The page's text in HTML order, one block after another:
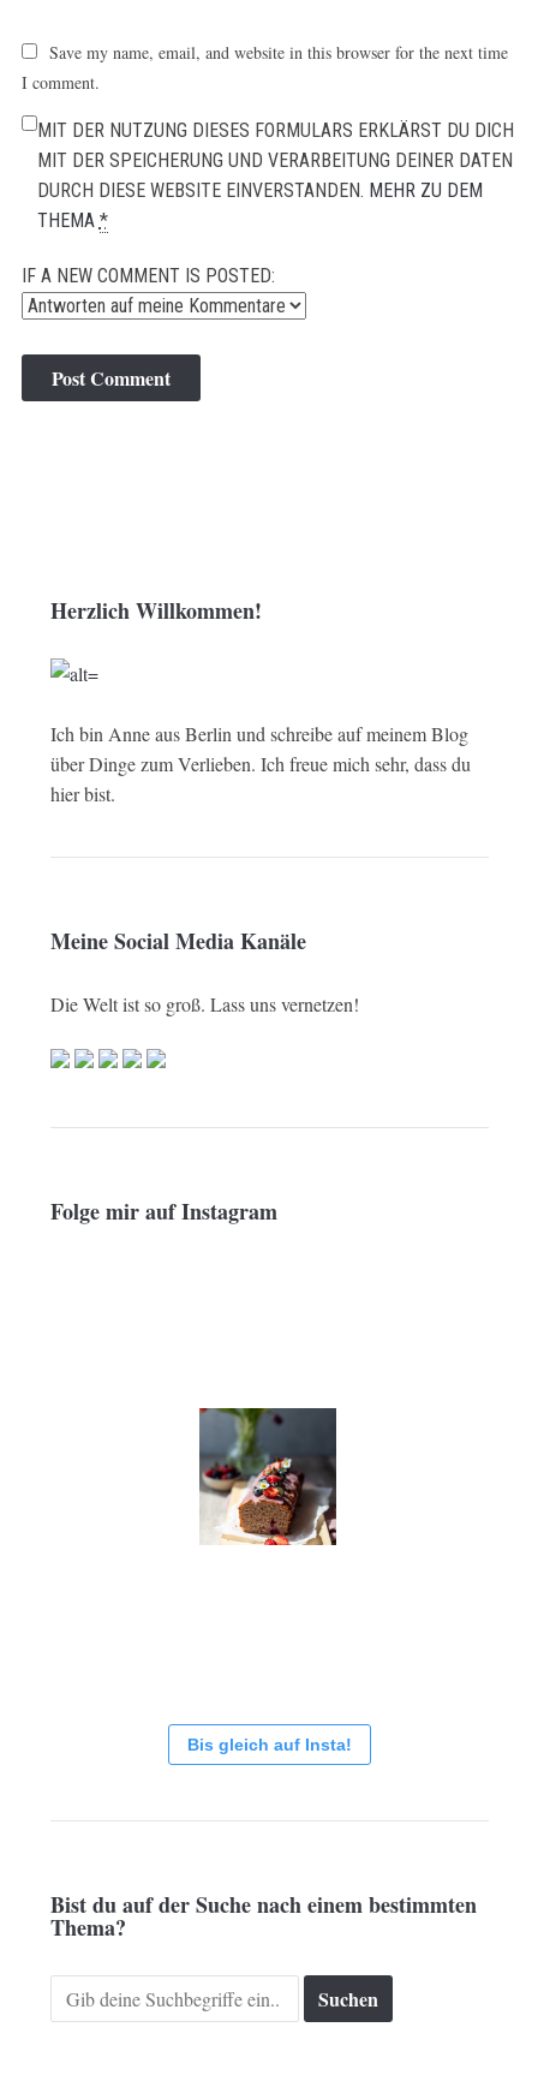
Save my name, email, and website in this browser for the next time
I comment.
MIT DER NUTZUNG DIESES FORMULARS ERKLÄRST DU DICH
MIT DER SPEICHERUNG UND VERARBEITUNG DEINER DATEN
DURCH DIESE WEBSITE EINVERSTANDEN. MEHR ZU DEM
THEMA *
IF A NEW COMMENT IS POSTED:
Herzlich Willkommen!
Ich bin Anne aus Berlin und schreibe auf meinem Blog
über Dinge zum Verlieben. Ich freue mich sehr, dass du
hier bist.
Meine Social Media Kanäle
Die Welt ist so groß. Lass uns vernetzen!
Folge mir auf Instagram
Bis gleich auf Insta!
Bist du auf der Suche nach einem bestimmten
Thema?
Search
for: